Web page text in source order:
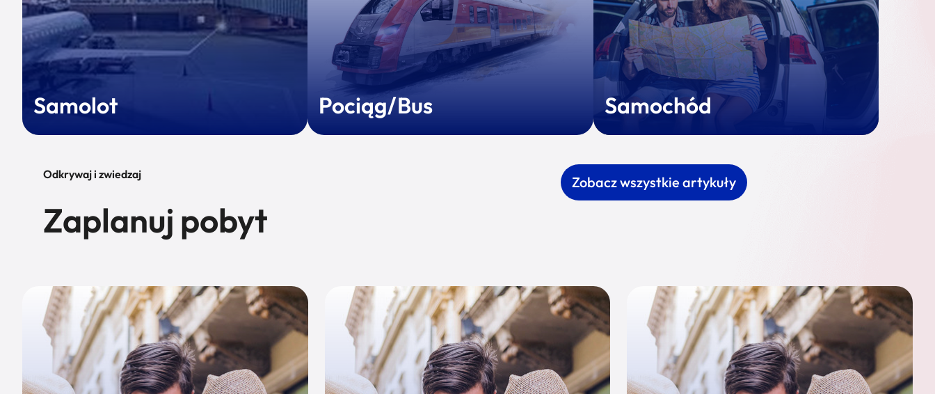
Samolot Pociąg/Bus Samochód
Odkrywaj i zwiedzaj
Zaplanuj pobyt
Zobacz wszystkie artykuły